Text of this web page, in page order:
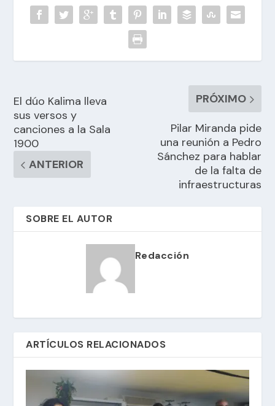
El dúo Kalima lleva
sus versos y
canciones a la Sala
1900
ANTERIOR
PRÓXIMO
Pilar Miranda pide
una reunión a Pedro
Sánchez para hablar
de la falta de
infraestructuras
SOBRE EL AUTOR
Redacción
ARTÍCULOS RELACIONADOS